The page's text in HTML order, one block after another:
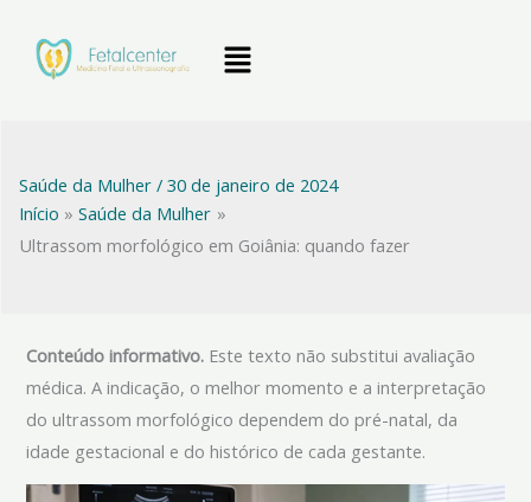
Menu
Saúde da Mulher/ 30 de janeiro de 2024
Início
Saúde da Mulher
Ultrassom morfológico em Goiânia: quando fazer
Conteúdo informativo. Este texto não substitui avaliação
médica. A indicação, o melhor momento e a interpretação
do ultrassom morfológico dependem do pré-natal, da
idade gestacional e do histórico de cada gestante.